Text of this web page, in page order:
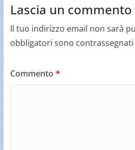
Lascia un commento
Il tuo indirizzo email non sarà
obbligatori sono contrassegnati
Commento *